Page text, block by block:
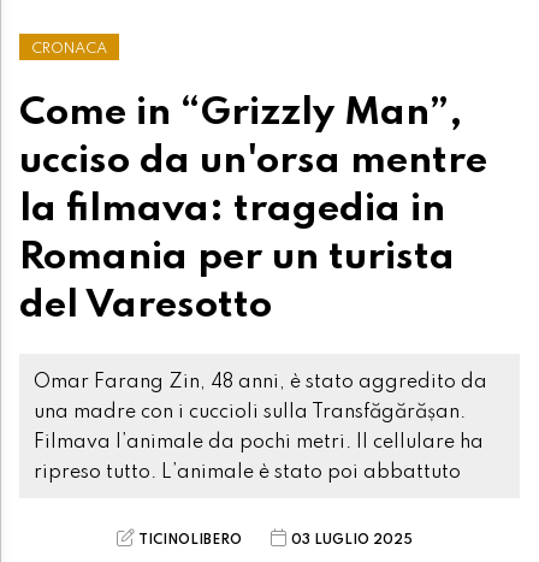
CRONACA
Come in “Grizzly Man”,
ucciso da un'orsa mentre
la filmava: tragedia in
Romania per un turista
del Varesotto
Omar Farang Zin, 48 anni, è stato aggredito da
una madre con i cuccioli sulla Transfăgărășan.
Filmava l’animale da pochi metri. Il cellulare ha
ripreso tutto. L’animale è stato poi abbattuto
TICINOLIBERO 03 LUGLIO 2025